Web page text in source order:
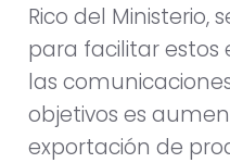
Rico del Ministerio,
para facilitar estos
las
objetivos es
exportación de